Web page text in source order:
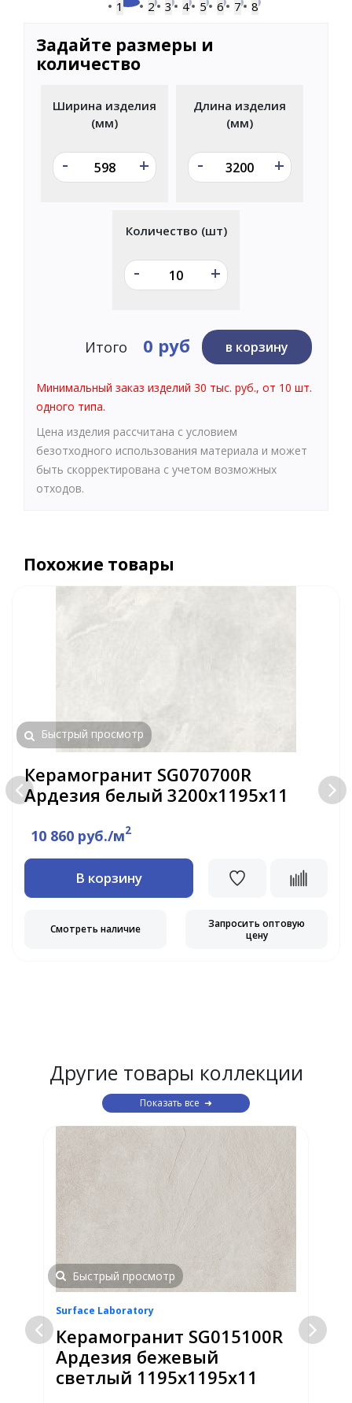
1 2 3 4 5 6 7 8
Задайте размеры и
количество
Ширина изделия
(мм)
- +
Длина изделия
(мм)
- +
Количество (шт)
- +
Итого 0 руб в корзину
Минимальный заказ изделий 30 тыс. руб., от 10 шт.
одного типа.
Цена изделия рассчитана с условием
безотходного использования материала и может
быть скорректирована с учетом возможных
отходов.
Похожие товары
Быстрый просмотр
Керамогранит SG070700R
Ардезия белый 3200х1195х11
10 860 руб./м2
В корзину
Смотреть наличие
Запросить оптовую
цену
Другие товары коллекции
Показать все
Быстрый просмотр
Surface Laboratory
Керамогранит SG015100R
Ардезия бежевый
светлый 1195х1195х11